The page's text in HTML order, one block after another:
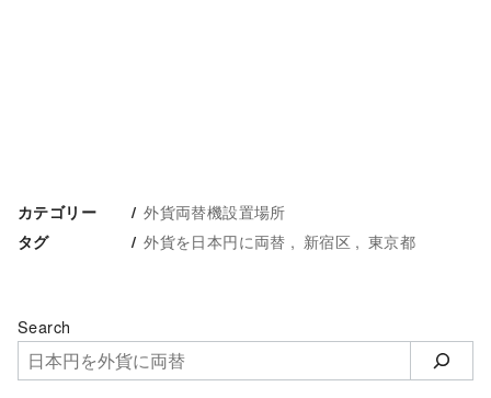
カテゴリー 外貨両替機設置場所
タグ 外貨を日本円に両替 新宿区 東京都
Search